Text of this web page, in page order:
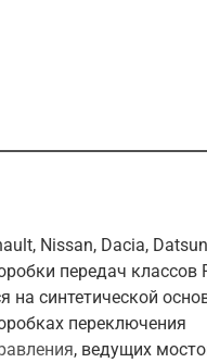
Nissan, Dacia,
передач классов
на синтетической
переключения
, ведущих